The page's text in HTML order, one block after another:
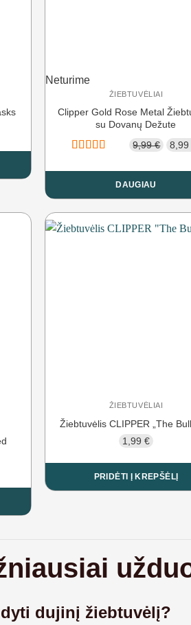
Neturime
ŽIEBTUVĖLIAI
Clipper Gold Rose Metal
su Dovanų Dežute
5.00iš 5
9,99€
was:
DAUGIAU
ŽIEBTUVĖLIAI
Žiebtuvėlis CLIPPER „The
1,99 €
PRIDĖTI Į KREPŠĖLĮ
dujinį žiebtuvėlį?